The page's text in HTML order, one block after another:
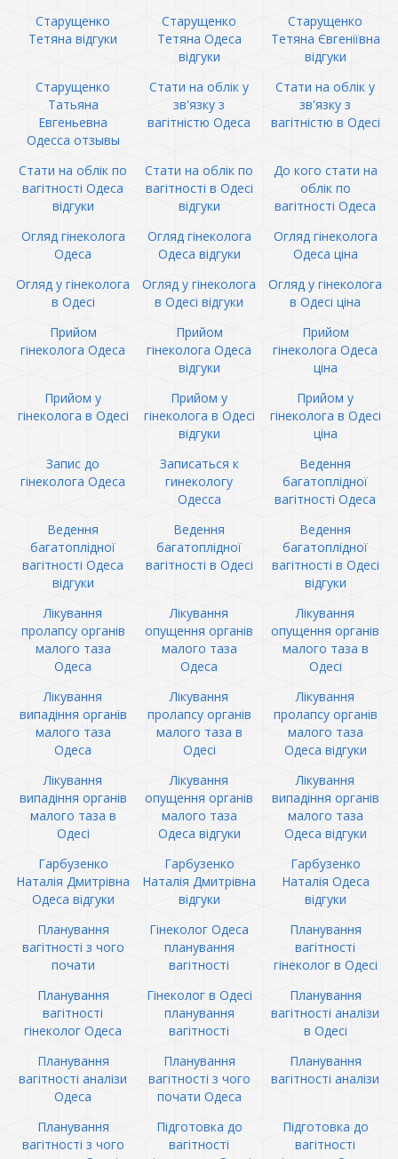
Старущенко
Тетяна відгуки
Старущенко
Тетяна Одеса
відгуки
Старущенко
Тетяна Євгеніївна
відгуки
Старущенко
Татьяна
Евгеньевна
Одесса отзывы
Стати на облік у
зв'язку з
вагітністю Одеса
Стати на облік у
зв'язку з
вагітністю в Одесі
Стати на облік по
вагітності Одеса
відгуки
Стати на облік по
вагітності в Одесі
відгуки
До кого стати на
облік по
вагітності Одеса
Огляд гінеколога
Одеса
Огляд гінеколога
Одеса відгуки
Огляд гінеколога
Одеса ціна
Огляд у гінеколога
в Одесі
Огляд у гінеколога
в Одесі відгуки
Огляд у гінеколога
в Одесі ціна
Прийом
гінеколога Одеса
Прийом
гінеколога Одеса
відгуки
Прийом
гінеколога Одеса
ціна
Прийом у
гінеколога в Одесі
Прийом у
гінеколога в Одесі
відгуки
Прийом у
гінеколога в Одесі
ціна
Запис до
гінеколога Одеса
Записаться к
гинекологу
Одесса
Ведення
багатоплідної
вагітності Одеса
Ведення
багатоплідної
вагітності Одеса
відгуки
Ведення
багатоплідної
вагітності в Одесі
Ведення
багатоплідної
вагітності в Одесі
відгуки
Лікування
пролапсу органів
малого таза
Одеса
Лікування
опущення органів
малого таза
Одеса
Лікування
опущення органів
малого таза в
Одесі
Лікування
випадіння органів
малого таза
Одеса
Лікування
пролапсу органів
малого таза в
Одесі
Лікування
пролапсу органів
малого таза
Одеса відгуки
Лікування
випадіння органів
малого таза в
Одесі
Лікування
опущення органів
малого таза
Одеса відгуки
Лікування
випадіння органів
малого таза
Одеса відгуки
Гарбузенко
Наталія Дмитрівна
Одеса відгуки
Гарбузенко
Наталія Дмитрівна
відгуки
Гарбузенко
Наталія Одеса
відгуки
Планування
вагітності з чого
почати
Гінеколог Одеса
планування
вагітності
Планування
вагітності
гінеколог в Одесі
Планування
вагітності
гінеколог Одеса
Гінеколог в Одесі
планування
вагітності
Планування
вагітності аналізи
в Одесі
Планування
вагітності аналізи
Одеса
Планування
вагітності з чого
почати Одеса
Планування
вагітності аналізи
Планування
вагітності з чого
Підготовка до
вагітності
Підготовка до
вагітності